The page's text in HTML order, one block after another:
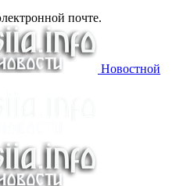
почте.
Новостной